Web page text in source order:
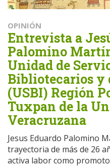
OPINIÓN
Entrevista a
Palomino
Unidad de
Bibliotecarios y
(USBI) Región
Tuxpan de la
Veracruzana
Jesus Eduardo Palomino
trayectoria de más de 26
activa labor como